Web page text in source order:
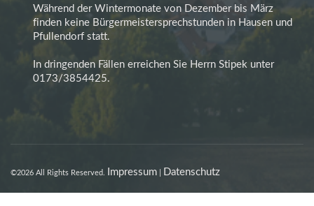
Während der Wintermonate von Dezember bis März
finden keine Bürgermeistersprechstunden in Hausen und
Pfullendorf statt.
In dringenden Fällen erreichen Sie Herrn Stipek unter
0173/3854425.
©2026 All Rights Reserved. Impressum | Datenschutz